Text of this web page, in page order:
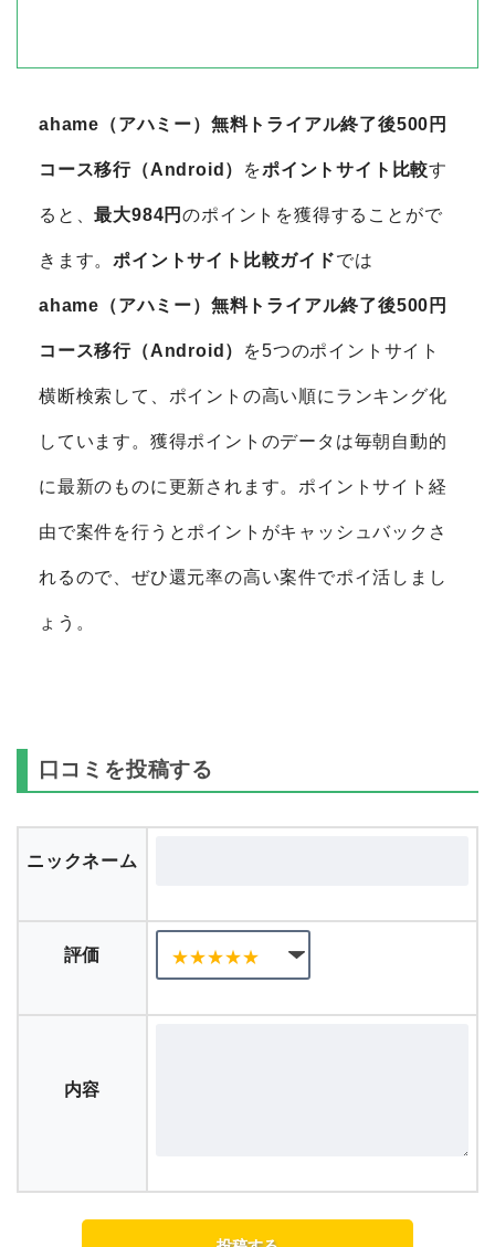
ahame（アハミー）無料トライアル終了後500円
コース移行（Android） をポイントサイト比較す
ると、最大984円のポイントを獲得することがで
きます。ポイントサイト比較ガイドでは
ahame（アハミー）無料トライアル終了後500円
コース移行（Android） を5つのポイントサイト
横断検索して、ポイントの高い順にランキング化
しています。獲得ポイントのデータは毎朝自動的
に最新のものに更新されます。ポイントサイト経
由で案件を行うとポイントがキャッシュバックさ
れるので、ぜひ還元率の高い案件でポイ活しまし
ょう。
口コミを投稿する
ニックネーム
評価
内容